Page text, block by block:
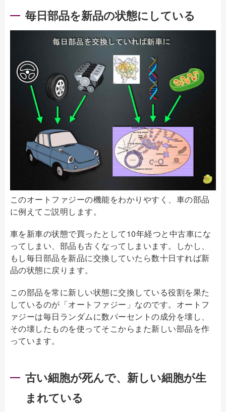
毎日部品を新品の状態にしている
このオートファジーの機能をわかりやすく、車の部品
に例えてご説明します。
車を新車の状態で買ったとして10年経つと中古車にな
ってしまい、部品も古くなってしまいます。しかし、
もし毎日部品を新品に交換していたら数十日すれば新
品の状態に戻ります。
この部品を常に新しい状態に交換している役割を果た
しているのが「オートファジー」なのです。オートフ
ァジーは毎日ランダムに数パーセントの成分を壊し、
その壊したものを使ってそこからまた新しい部品を作
っています。
古い細胞が死んで、新しい細胞が生
まれている